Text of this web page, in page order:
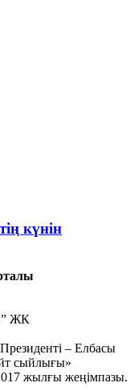
күнін
ЖК
– Елбасы
сыйлығы»
жылғы жеңімпазы.